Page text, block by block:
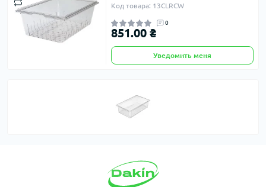
Код товара: 13CLRCW
0
851.00 ₴
Уведомить меня